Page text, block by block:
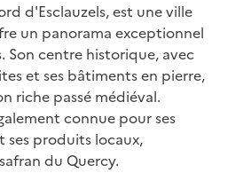
d'Esclauzels, est une ville
un panorama exceptionnel
Son centre historique, avec
et ses bâtiments en pierre,
riche passé médiéval.
connue pour ses
ses produits locaux,
du Quercy.